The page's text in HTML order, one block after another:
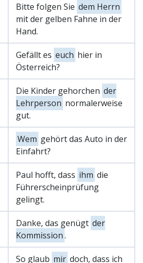
Bitte folgen Sie dem Herrn
mit der gelben Fahne in der
Hand.
Gefällt es euch hier in
Österreich?
Die Kinder gehorchen der
Lehrperson normalerweise
gut.
Wem gehört das Auto in der
Einfahrt?
Paul hofft, dass ihm die
Führerscheinprüfung
gelingt.
Danke, das genügt der
Kommission.
So glaub mir doch, dass ich